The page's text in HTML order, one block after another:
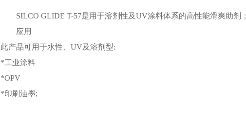
SILCO GLIDE T-57是用于溶剂性及UV涂料体系的高性能滑爽助剂；
应用
此产品可用于水性、UV及溶剂型:
*工业涂料
*OPV
*印刷油墨;